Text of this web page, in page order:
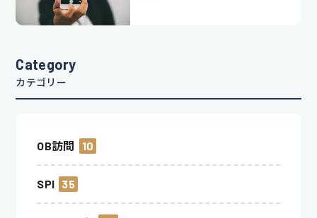
Category
カテゴリー
OB訪問 10
SPI 35